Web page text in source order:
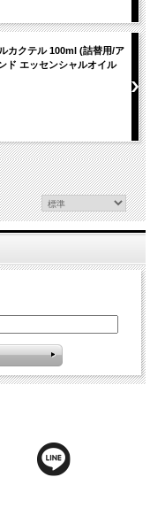
カクテル 100ml (詰替用/ア
ド エッセンシャルオイル